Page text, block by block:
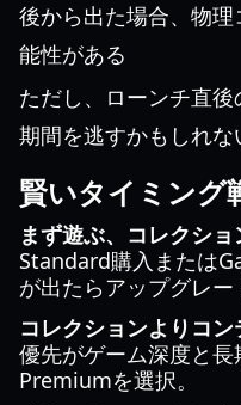
後から出た場合、物
能性がある
ただし、ローンチ直
期間を逃すかもしれな
賢いタイミング
まず遊ぶ、コレクシ
Standard購入または
が出たらアップグレー
コレクションよりコ
優先がゲーム深度と長
Premiumを選択。